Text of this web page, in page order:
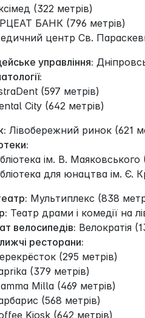
(322 метрів)
БАНК (796 метрів)
центр Св.
управління:
(597 метрів)
City (642 метрів)
Лівобережний ринок (621
ім. В. Маяковського
для юнацтва ім. Є.
Мультиплекс (838
Театр драми і комедії на
велосипедів: Велократія
ресторани:
(295 метрів)
(379 метрів)
Milla (469 метрів)
(568 метрів)
Kiosk (642 метрів)